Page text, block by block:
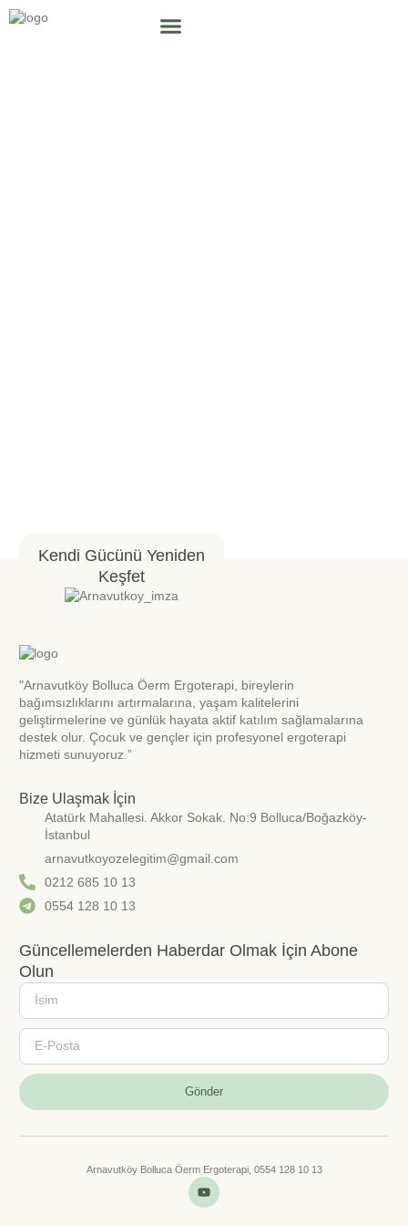
Kendi Gücünü Yeniden
Keşfet
"Arnavutköy Bolluca Öerm Ergoterapi, bireylerin
bağımsızlıklarını artırmalarına, yaşam kalitelerini
geliştirmelerine ve günlük hayata aktif katılım sağlamalarına
destek olur. Çocuk ve gençler için profesyonel ergoterapi
hizmeti sunuyoruz.”
Bize Ulaşmak İçin
Atatürk Mahallesi. Akkor Sokak. No:9 Bolluca/Boğazköy-
İstanbul
arnavutkoyozelegitim@gmail.com
0212 685 10 13
0554 128 10 13
Güncellemelerden Haberdar Olmak İçin Abone
Olun
Gönder
Arnavutköy Bolluca Öerm Ergoterapi, 0554 128 10 13